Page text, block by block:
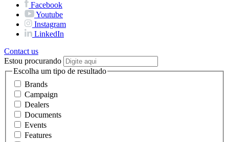
Facebook
Youtube
Instagram
LinkedIn
Contact us
Estou procurando
Escolha um tipo de resultado
Brands
Campaign
Dealers
Documents
Events
Features